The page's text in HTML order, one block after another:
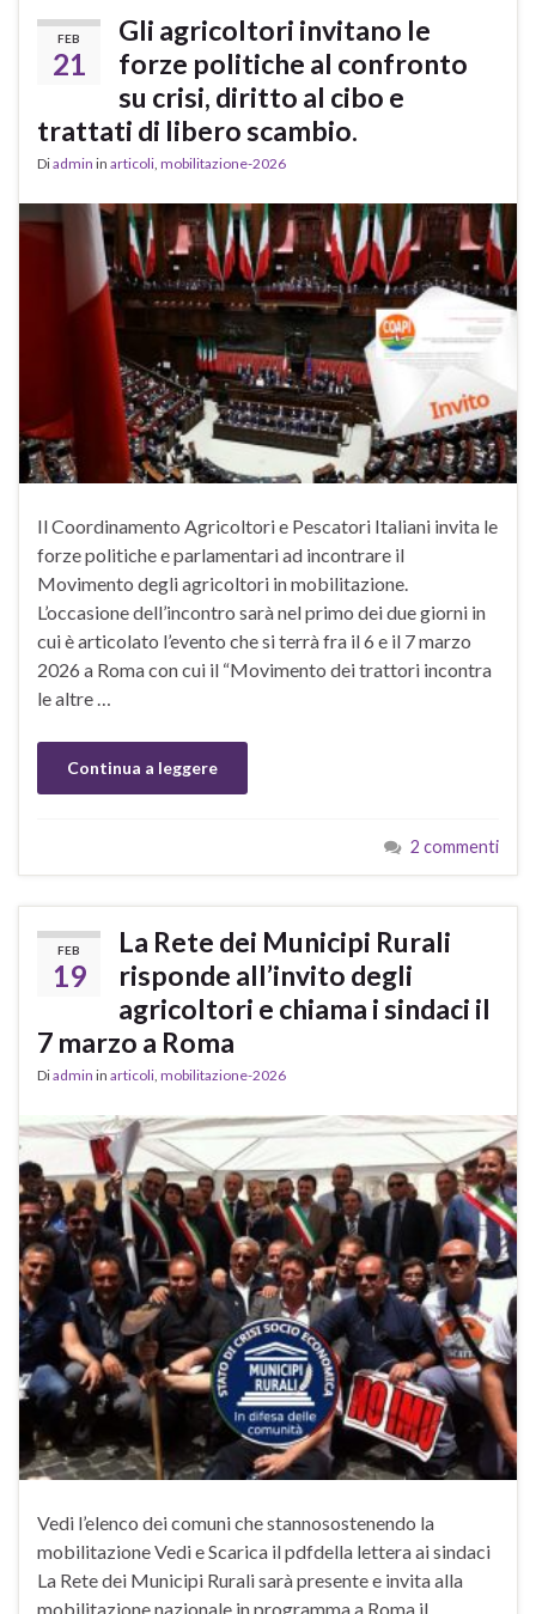
FEB
21
Gli agricoltori invitano le
forze politiche al confronto
su crisi, diritto al cibo e
trattati di libero scambio.
Diadmin in articoli mobilitazione-2026
Il Coordinamento Agricoltori e Pescatori Italiani invita le
forze politiche e parlamentari ad incontrare il
Movimento degli agricoltori in mobilitazione.
L’occasione dell’incontro sarà nel primo dei due giorni in
cui è articolato l’evento che si terrà fra il 6 e il 7 marzo
2026 a Roma con cui il “Movimento dei trattori incontra
le altre …
Continua a leggere
2 commenti
FEB
19
La Rete dei Municipi Rurali
risponde all’invito degli
agricoltori e chiama i sindaci il
7 marzo a Roma
Diadmin in articoli, mobilitazione-2026
Vedi l’elenco dei comuni che stannosostenendo la
mobilitazione Vedi e Scarica il pdfdella lettera ai sindaci
La Rete dei Municipi Rurali sarà presente e invita alla
mobilitazione nazionale in programma a Roma il